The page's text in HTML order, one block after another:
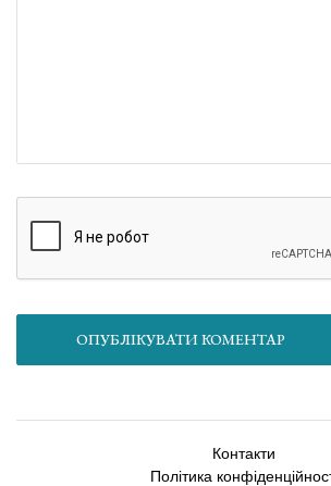
ОПУБЛІКУВАТИ КОМЕНТАР
Контакти
Політика